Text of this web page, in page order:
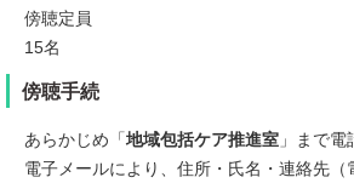
傍聴定員
15名
傍聴手続
あらかじめ「地域包括ケア推進室 」まで
電子メールにより、住所・氏名・連絡先（